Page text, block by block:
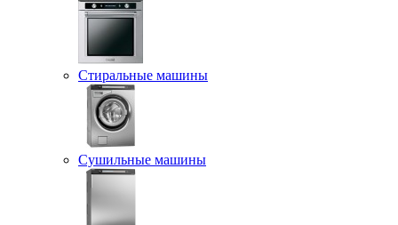
Стиральные машины
Сушильные машины